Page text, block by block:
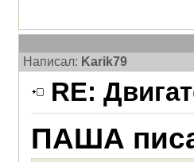
Написал: Karik79
RE:
ПАША